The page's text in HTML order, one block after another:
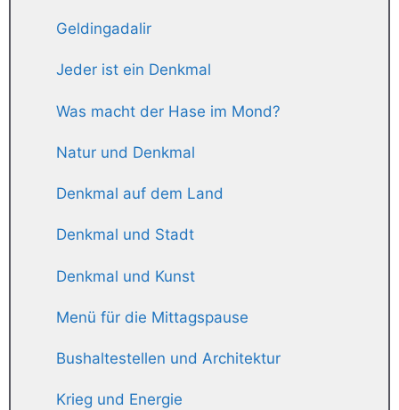
Geldingadalir
Jeder ist ein Denkmal
Was macht der Hase im Mond?
Natur und Denkmal
Denkmal auf dem Land
Denkmal und Stadt
Denkmal und Kunst
Menü für die Mittagspause
Bushaltestellen und Architektur
Krieg und Energie